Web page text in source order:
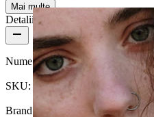
Mai multe
Detalii produs
Nume:Stud de nas din titan cu inimă
SKU: Nose-252
Brand: Bodymod Trend